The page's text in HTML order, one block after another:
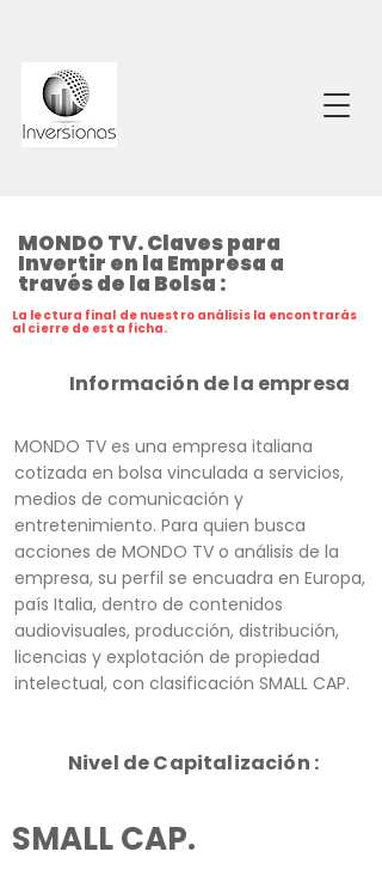
MONDO TV. Claves para
Invertir en la Empresa a
través de la Bolsa :
La lectura final de nuestro análisis la encontrarás
al cierre de esta ficha.
Información de la empresa
MONDO TV es una empresa italiana
cotizada en bolsa vinculada a servicios,
medios de comunicación y
entretenimiento. Para quien busca
acciones de MONDO TV o análisis de la
empresa, su perfil se encuadra en Europa,
país Italia, dentro de contenidos
audiovisuales, producción, distribución,
licencias y explotación de propiedad
intelectual, con clasificación SMALL CAP.
Nivel de Capitalización :
SMALL CAP.